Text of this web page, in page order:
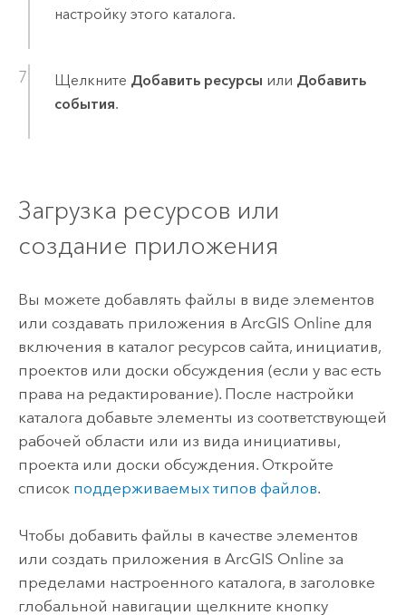
настройку этого каталога.
Щелкните Добавить ресурсы или Добавить
события.
Загрузка ресурсов или
создание приложения
Вы можете добавлять файлы в виде элементов
или создавать приложения в ArcGIS Online для
включения в каталог ресурсов сайта, инициатив,
проектов или доски обсуждения (если у вас есть
права на редактирование). После настройки
каталога добавьте элементы из соответствующей
рабочей области или из вида инициативы,
проекта или доски обсуждения. Откройте
список поддерживаемых типов файлов.
Чтобы добавить файлы в качестве элементов
или создать приложения в ArcGIS Online за
пределами настроенного каталога, в заголовке
глобальной навигации щелкните кнопку